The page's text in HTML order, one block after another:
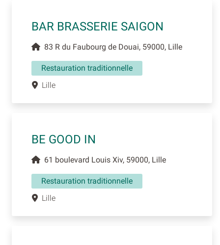
BAR BRASSERIE SAIGON
83 R du Faubourg de Douai, 59000, Lille
Restauration traditionnelle
Lille
BE GOOD IN
61 boulevard Louis Xiv, 59000, Lille
Restauration traditionnelle
Lille